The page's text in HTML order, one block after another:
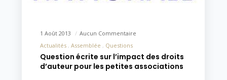
1 Août 2013
Aucun Commentaire
Actualités
Assemblée Questions
Question écrite sur l’impact des droits
d’auteur pour les petites associations